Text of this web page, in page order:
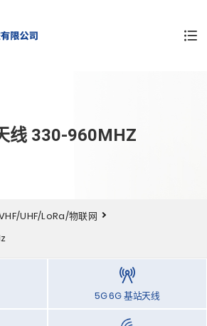
线 330-960MHZ
UHF/LoRa/物联网
5G 6G 基站天线